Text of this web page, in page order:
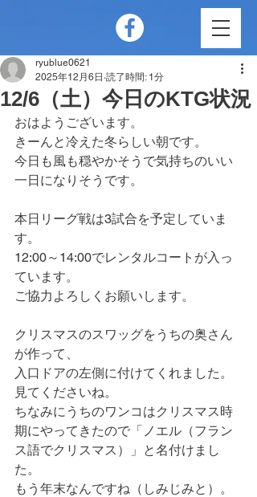
12/6（土）今日のKTG状況
ryublue0621
2025年12月6日 読了時間: 1分
おはようございます。
きーんと冷えた冬らしい朝です。
今日も風も穏やかそうで気持ちのいい
一日になりそうです。
本日リーグ戦は3試合を予定していま
す。
12:00～14:00でレンタルコートが入っ
ています。
ご協力よろしくお願いします。
クリスマスのスワッグをうちの奥さん
が作って、
入口ドアの左側に付けてくれました。
見てくださいね。
ちなみにうちのワンコはクリスマス時
期にやってきたので「ノエル（フラン
ス語でクリスマス）」と名付けまし
た。
もう年末なんですね（しみじみと）。